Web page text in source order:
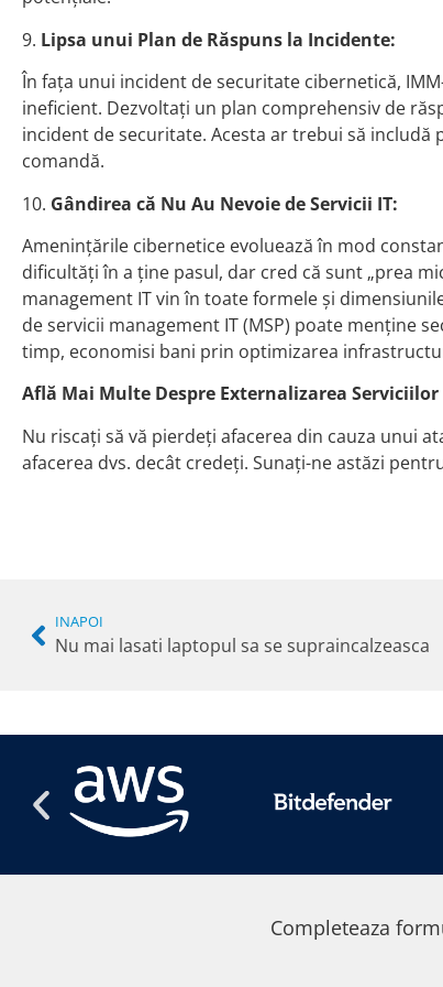
9. Lipsa unui Plan de Răspuns la Incidente:
În fața unui incident de securitate cibernetică,
ineficient. Dezvoltați un plan comprehensiv de
incident de securitate. Acesta ar trebui să
comandă.
10. Gândirea că Nu Au Nevoie de Servicii IT:
Amenințările cibernetice evoluează în mod
dificultăți în a ține pasul, dar cred că sunt „prea
management IT vin în toate formele și
de servicii management IT (MSP) poate menține
timp, economisi bani prin optimizarea
Află Mai Multe Despre Externalizarea Serviciilor
Nu riscați să vă pierdeți afacerea din cauza unui
afacerea dvs. decât credeți. Sunați-ne astăzi
INAPOI
Nu mai lasati laptopul sa se supraincalzeasca
Completeaza